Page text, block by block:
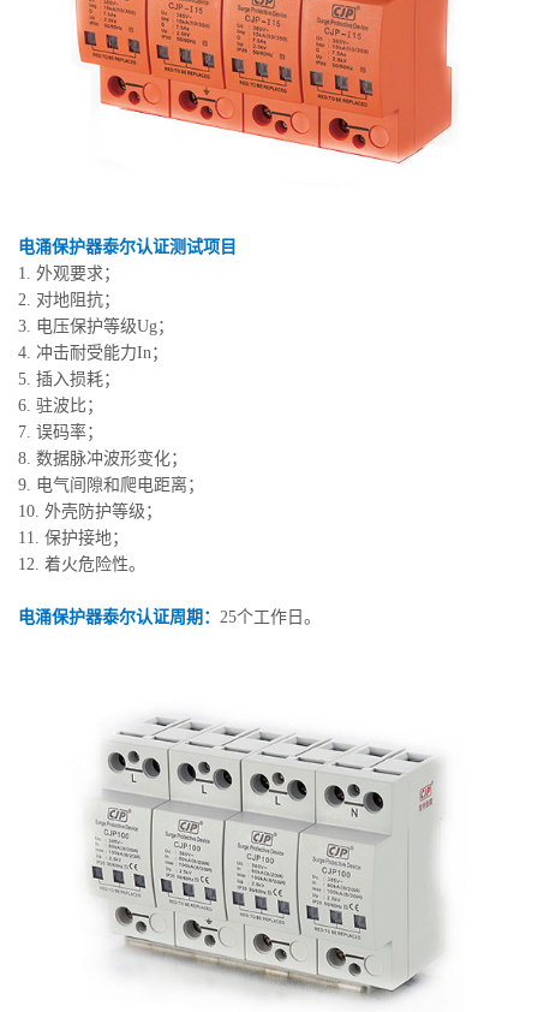
电涌保护器泰尔认证测试项目
1. 外观要求；
2. 对地阻抗；
3. 电压保护等级Ug；
4. 冲击耐受能力In；
5. 插入损耗；
6. 驻波比；
7. 误码率；
8. 数据脉冲波形变化；
9. 电气间隙和爬电距离；
10. 外壳防护等级；
11. 保护接地；
12. 着火危险性。
电涌保护器泰尔认证周期： 25个工作日。